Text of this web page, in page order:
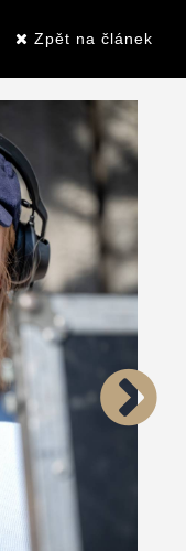
Zpět na článek